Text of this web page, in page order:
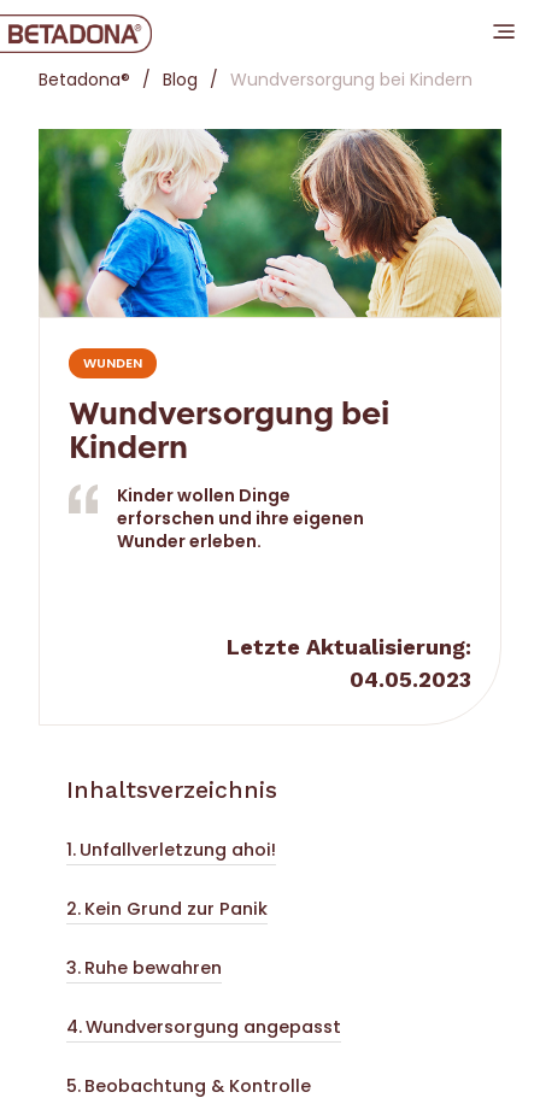
Betadona® Blog Wundversorgung bei Kindern
WUNDEN
Wundversorgung bei
Kindern
Kinder wollen Dinge
erforschen und ihre eigenen
Wunder erleben.
Letzte Aktualisierung:
04.05.2023
Inhaltsverzeichnis
Unfallverletzung ahoi!
Kein Grund zur Panik
Ruhe bewahren
Wundversorgung angepasst
Beobachtung & Kontrolle